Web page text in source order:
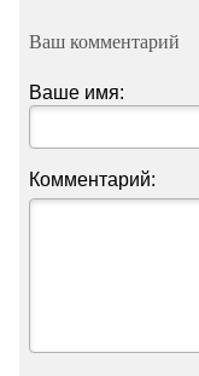
Ваш комментарий
Ваше имя:
Комментарий: